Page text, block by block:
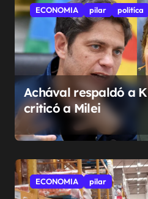
ECONOMIA pilar politíca
Achával respaldó a
criticó a Milei
ECONOMIA pilar